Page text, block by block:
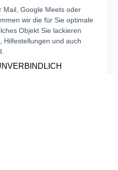
Mail, Google Meets oder
wir die für Sie optimale
Objekt Sie lackieren
Hilfestellungen und auch